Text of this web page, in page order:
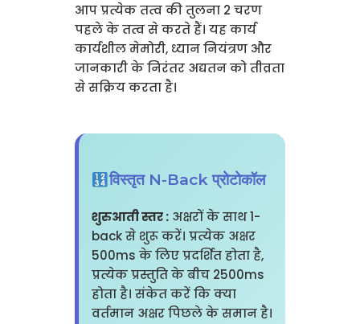
आप प्रत्येक तत्व की तुलना 2 चरण
पहले के तत्व से करते हैं। यह कार्य
कार्यशील मेमोरी, ध्यान नियंत्रण और
जानकारी के निरंतर अद्यतन को तीव्रता
से सक्रिय करता है।
विस्तृत N-Back प्रोटोकॉल
शुरुआती स्तर :अक्षरों के साथ 1-
back से शुरू करें। प्रत्येक अक्षर
500ms के लिए प्रदर्शित होता है,
प्रत्येक प्रस्तुति के बीच 2500ms
होता है। संकेत करें कि क्या
वर्तमान अक्षर पिछले के समान है।